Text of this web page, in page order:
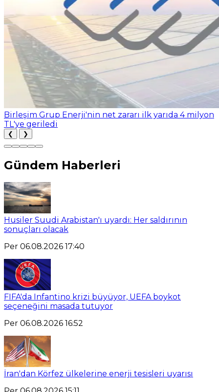
Birleşim Grup Enerji'nin net zararı ilk yarıda 4 milyon
TL'ye geriledi
❮ ❯
Gündem Haberleri
Husiler Suudi Arabistan'ı uyardı: Her saldırının
sonuçları olacak
Per 06.08.2026 17:40
FIFA'da Infantino krizi büyüyor, UEFA boykot
seçeneğini masada tutuyor
Per 06.08.2026 16:52
İran'dan Körfez ülkelerine enerji tesisleri uyarısı